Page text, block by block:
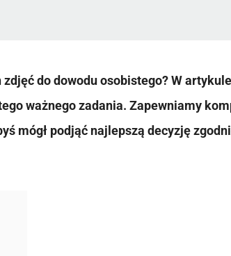
do dowodu osobistego? W
ważnego zadania. Zapewniamy
mógł podjąć najlepszą decyzję